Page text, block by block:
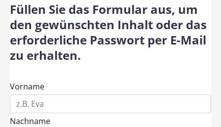
Füllen Sie das Formular aus, um
den gewünschten Inhalt oder das
erforderliche Passwort per E-Mail
zu erhalten.
Vorname
Nachname